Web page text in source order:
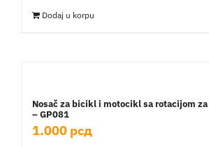
Dodaj u korpu
Nosač za bicikl i motocikl sa rotacijom
– GP081
1.000 рсд